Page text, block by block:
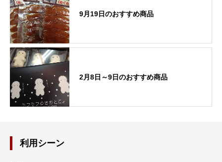
9月19日のおすすめ商品
2月8日～9日のおすすめ商品
利用シーン